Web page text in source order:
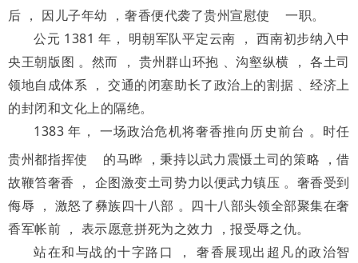
后 ， 因儿子年幼 ，奢香便代袭了贵州宣慰使
一职。
公元 1381 年 ， 明朝军队平定云南 ，
西南初步纳入中
央王朝版 图 。然而 ， 贵州群山环抱 、沟壑纵横 ，
各土司
领地自成体系
， 交通的闭塞助长了政治上的割据 、经济上
的封闭和文化上的隔绝。
1383 年 ， 一场政治危机将奢香推向历史前台 。时任
贵州都指挥使 的马晔 ，秉持以武力震慑土司的策略
，借
故鞭笞奢香
， 企图 激变土司势力以便武力镇压 。奢香受到
侮辱
， 激怒了彝族四十八部 。四十八部头领全部聚集在奢
香军帐前
， 表示愿意拼死为之效力
，报受辱之仇。
站在和与战的十字路口
， 奢香展现出超凡的政治智